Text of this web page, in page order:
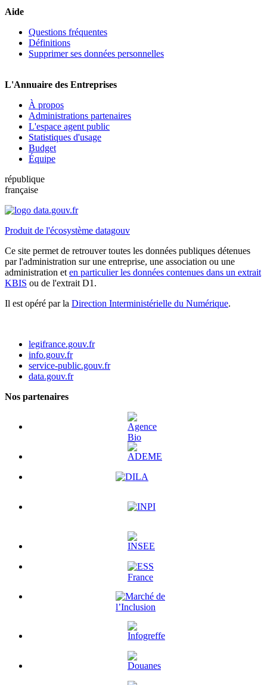
Aide
Questions fréquentes
Définitions
Supprimer ses données personnelles
L'Annuaire des Entreprises
À propos
Administrations partenaires
L'espace agent public
Statistiques d'usage
Budget
Équipe
république
française
Produit de l'écosystème datagouv
Ce site permet de retrouver toutes les données publiques détenues
par l'administration sur une entreprise, une association ou une
administration et en particulier les données contenues dans un extrait
KBIS ou de l'extrait D1.
Il est opéré par la Direction Interministérielle du Numérique.
legifrance.gouv.fr
info.gouv.fr
service-public.gouv.fr
data.gouv.fr
Nos partenaires